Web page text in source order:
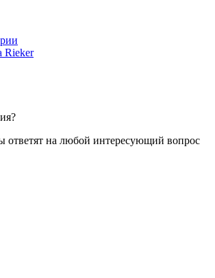
Rieker
ответят на любой интересующий вопрос